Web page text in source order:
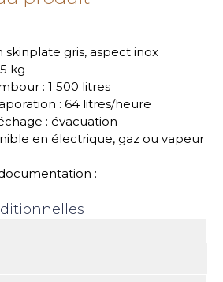
skinplate gris, aspect inox
kg
: 1 500 litres
: 64 litres/heure
: évacuation
en électrique, gaz ou vapeur
: